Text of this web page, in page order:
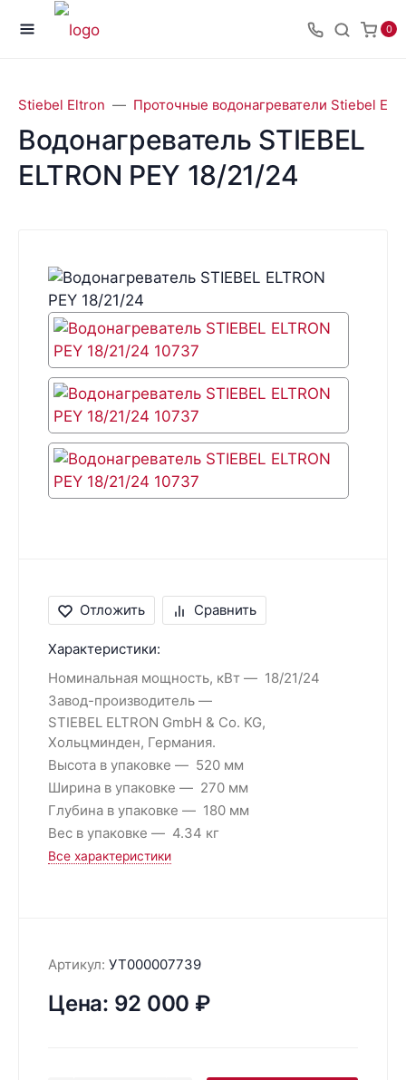
0
Stiebel Eltron Проточные водонагреватели Stiebel
Водонагреватель STIEBEL
ELTRON PEY 18/21/24
Отложить Сравнить
Характеристики:
Номинальная мощность, кВт
18/21/24
Завод-производитель
STIEBEL ELTRON GmbH & Co. KG,
Хольцминден, Германия.
Высота в упаковке
520 мм
Ширина в упаковке
270 мм
Глубина в упаковке
180 мм
Вес в упаковке
4.34 кг
Все характеристики
Артикул: УТ000007739
Цена: 92 000 ₽